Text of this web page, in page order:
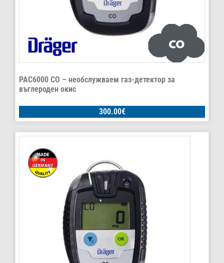
PAC6000 CO – необслужваем газ-детектор за
въглероден окис
300.00€